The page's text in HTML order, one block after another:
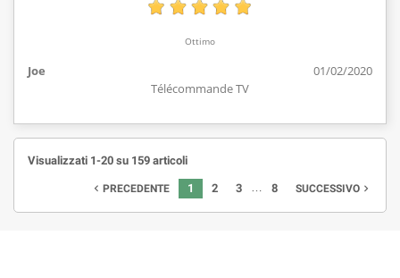
Ottimo
Joe
01/02/2020
Télécommande TV
Visualizzati 1-20 su 159 articoli
 PRECEDENTE 1 2 3 … 8 SUCCESSIVO 